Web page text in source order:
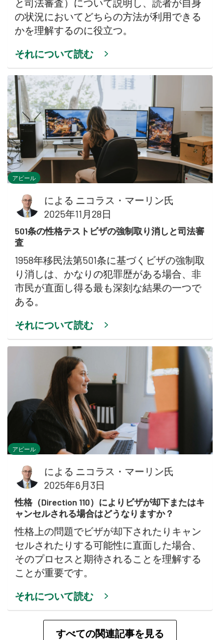
の状況においてどちらの方法が利用できる
かを理解するのに役立つ。
それについて読む
アピール
による ニコラス・マーリン氏
2025年11月28日
501条の性格テストビザの強制取り消しと司法審
査
1958年移民法第501条に基づくビザの強制取
り消しは、かなりの犯罪歴がある場合、非
市民が直面し得る最も深刻な結果の一つで
ある。
それについて読む
アピール
による ニコラス・マーリン氏
2025年6月3日
性格（Direction 110）によりビザが却下またはキ
ャンセルされる場合はどうなりますか？
性格上の問題でビザが却下されたりキャン
セルされたりする可能性に直面した場合、
そのプロセスと期待されることを理解する
ことが重要です。
それについて読む
すべての関連記事を見る